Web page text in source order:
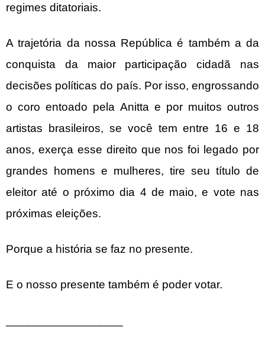
regimes ditatoriais.
A trajetória da nossa República é também a da
conquista da maior participação cidadã nas
decisões políticas do país. Por isso, engrossando
o coro entoado pela Anitta e por muitos outros
artistas brasileiros, se você tem entre 16 e 18
anos, exerça esse direito que nos foi legado por
grandes homens e mulheres, tire seu título de
eleitor até o próximo dia 4 de maio, e vote nas
próximas eleições.
Porque a história se faz no presente.
E o nosso presente também é poder votar.